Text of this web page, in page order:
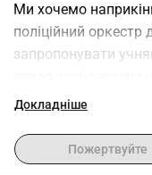
Ми хочемо
поліційний
запропонувати
потрібна ваша
Підтримка піде на
за це буде
Докладніше
Пожертвуйте